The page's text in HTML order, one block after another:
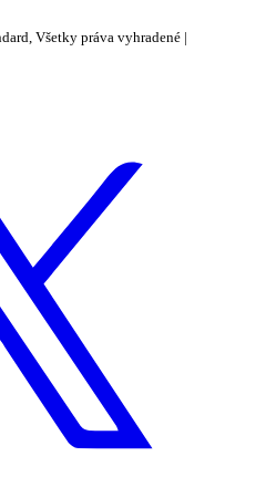
Všetky práva vyhradené |